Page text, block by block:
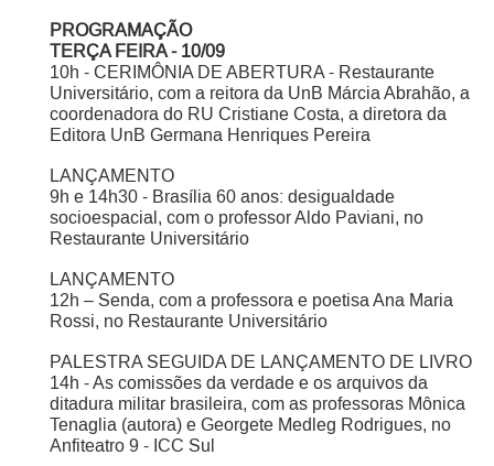
PROGRAMAÇÃO
TERÇA FEIRA - 10/09
10h - CERIMÔNIA DE ABERTURA - Restaurante
Universitário, com a reitora da UnB Márcia Abrahão, a
coordenadora do RU Cristiane Costa, a diretora da
Editora UnB Germana Henriques Pereira
LANÇAMENTO
9h e 14h30 - Brasília 60 anos: desigualdade
socioespacial, com o professor Aldo Paviani, no
Restaurante Universitário
LANÇAMENTO
12h – Senda, com a professora e poetisa Ana Maria
Rossi, no Restaurante Universitário
PALESTRA SEGUIDA DE LANÇAMENTO DE LIVRO
14h - As comissões da verdade e os arquivos da
ditadura militar brasileira, com as professoras Mônica
Tenaglia (autora) e Georgete Medleg Rodrigues, no
Anfiteatro 9 - ICC Sul